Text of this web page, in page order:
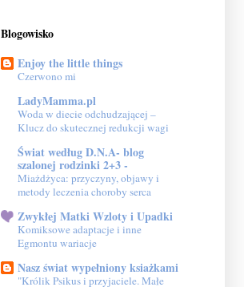
Blogowisko
Enjoy the little things
Czerwono mi
LadyMamma.pl
Woda w diecie odchudzającej –
Klucz do skutecznej redukcji wagi
Świat według D.N.A- blog
szalonej rodzinki 2+3 -
Miażdżyca: przyczyny, objawy i
metody leczenia choroby serca
Zwykłej Matki Wzloty i Upadki
Komiksowe adaptacje i inne
Egmontu wariacje
Nasz świat wypełniony ksiażkami
"Królik Psikus i przyjaciele. Małe